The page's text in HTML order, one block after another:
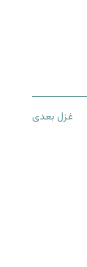
غزل بعدی